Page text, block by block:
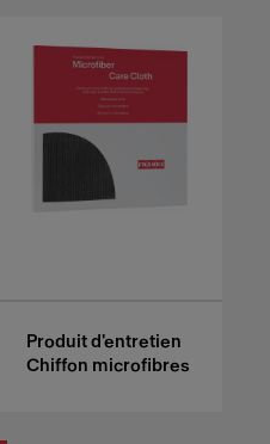
Produit d'entretien
Chiffon microfibres